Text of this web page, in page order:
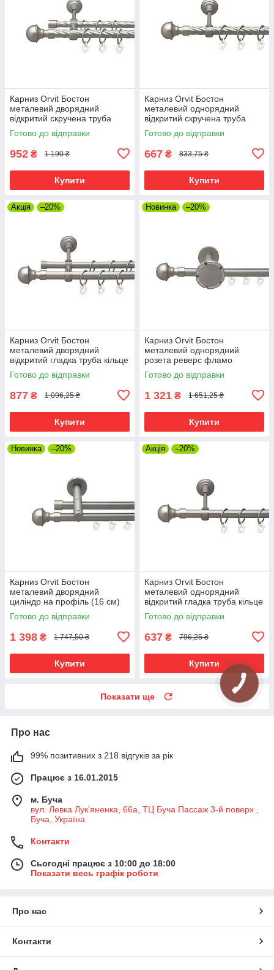
Карниз Orvit Бостон
металевий дворядний
відкритий скручена труба
кільце металеве Сатин 19\16
мм 160 см (00-00023090)
Готово до відправки
952 ₴ 1 190 ₴
Купити
Карниз Orvit Бостон
металевий однорядний
відкритий скручена труба
кільце металеве Сатин 19 мм
160 см (00-00022990)
Готово до відправки
667 ₴ 833,75 ₴
Купити
Акція –20%
Карниз Orvit Бостон
металевий дворядний
відкритий гладка труба кільце
металеве Сатин 19\16 мм
160 см (00-00013688)
Готово до відправки
877 ₴ 1 096,25 ₴
Купити
Новинка –20%
Карниз Orvit Бостон
металевий однорядний
розета реверс фламо
профільна труба Сатин 19
мм 160 см (00-00015242)
Готово до відправки
1 321 ₴ 1 651,25 ₴
Купити
Новинка –20%
Карниз Orvit Бостон
металевий дворядний
циліндр на профіль (16 см)
профільна труба Сатин 19\19
мм 160 см (00-00015372)
Готово до відправки
1 398 ₴ 1 747,50 ₴
Купити
Акція –20%
Карниз Orvit Бостон
металевий однорядний
відкритий гладка труба кільце
металеве Сатин 19 мм 160
см (00-00015196)
Готово до відправки
637 ₴ 796,25 ₴
Купити
Показати ще
Про нас
99% позитивних з 218 відгуків за рік
Працює з 16.01.2015
м. Буча
вул. Левка Лук'яненка, 66а, ТЦ Буча Пассаж 3-й поверх ,
Буча, Україна
Контакти
Сьогодні працює з 10:00 до 18:00
Показати весь графік роботи
Про нас
Контакти